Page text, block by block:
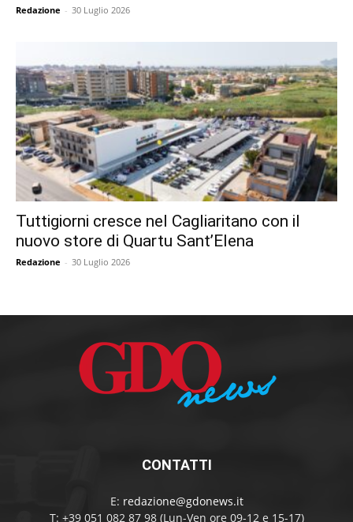
Redazione - 30 Luglio 2026
Tuttigiorni cresce nel Cagliaritano con il
nuovo store di Quartu Sant’Elena
Redazione - 30 Luglio 2026
CONTATTI
E: redazione@gdonews.it
T: +39 051 082 87 98 (Lun-Ven ore 09-12 e 15-17)